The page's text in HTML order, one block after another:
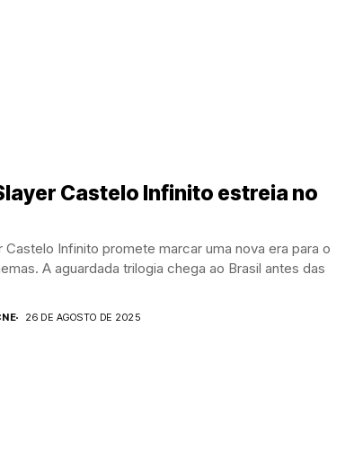
Castelo Infinito estreia no
Castelo Infinito promete marcar uma nova era para o
A aguardada trilogia chega ao Brasil antes das
26 DE AGOSTO DE 2025